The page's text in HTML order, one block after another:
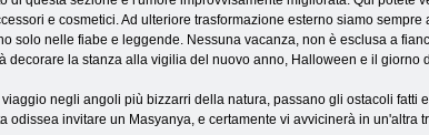
e cosmetici. Ad ulteriore trasformazione esterno siamo
solo nelle fiabe e leggende. Nessuna vacanza, non è esclusa a
decorare la stanza alla vigilia del nuovo anno, Halloween e il giorno
negli angoli più bizzarri della natura, passano gli ostacoli fatti
odissea invitare un Masyanya, e certamente vi avvicinerà in un'altra